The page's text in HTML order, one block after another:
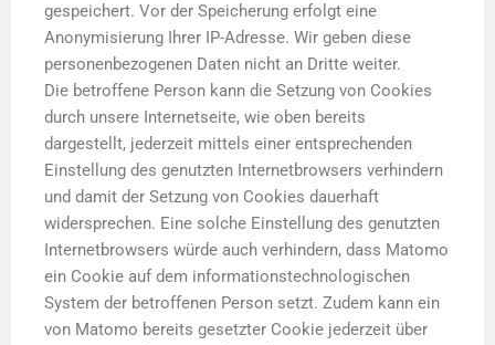
gespeichert. Vor der Speicherung erfolgt eine
Anonymisierung Ihrer IP-Adresse. Wir geben diese
personenbezogenen Daten nicht an Dritte weiter.
Die betroffene Person kann die Setzung von Cookies
durch unsere Internetseite, wie oben bereits
dargestellt, jederzeit mittels einer entsprechenden
Einstellung des genutzten Internetbrowsers verhindern
und damit der Setzung von Cookies dauerhaft
widersprechen. Eine solche Einstellung des genutzten
Internetbrowsers würde auch verhindern, dass Matomo
ein Cookie auf dem informationstechnologischen
System der betroffenen Person setzt. Zudem kann ein
von Matomo bereits gesetzter Cookie jederzeit über